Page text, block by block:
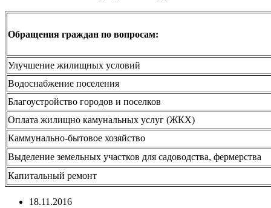
Обращения граждан по вопросам:
Улучшение жилищных условий
Водоснабжение поселения
Благоустройство городов и поселков
Оплата жилищно камунальных услуг (ЖКХ)
Каммунально-бытовое хозяйство
Выделение земельных участков для садоводства, фермерства
Капитальный ремонт
18.11.2016